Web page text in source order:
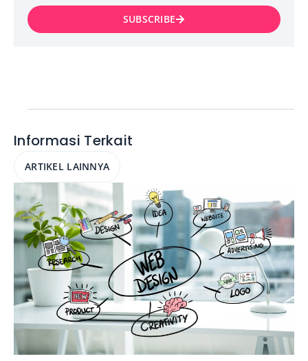
SUBSCRIBE
Informasi Terkait
ARTIKEL LAINNYA